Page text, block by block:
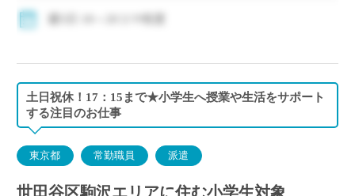
交通費：別途全額支給
土日祝休！17：15まで★小学生へ授業や生活をサポート
する注目のお仕事
東京都 常勤職員 派遣
世田谷区駒沢エリアに住む小学生対象